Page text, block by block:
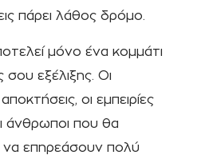
πάρει λάθος δρόμο.
μόνο ένα κομμάτι
σου εξέλιξης. Οι
οι εμπειρίες
άνθρωποι που θα
να επηρεάσουν πολύ